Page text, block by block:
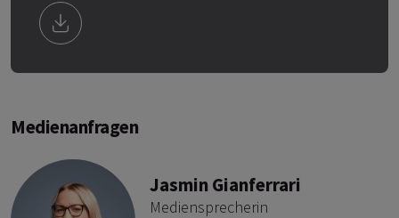
Download Bild/Datei Nanoverbund - Im Langen
Medienanfragen
Jasmin Gianferrari
Mediensprecherin